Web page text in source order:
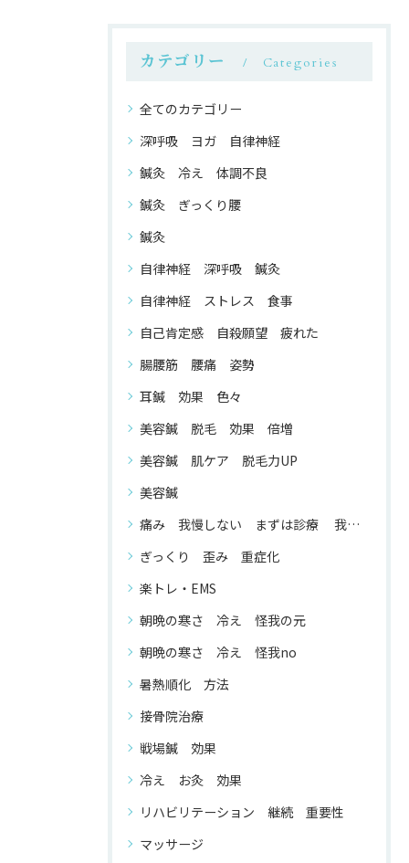
カテゴリー Categories
全てのカテゴリー
深呼吸 ヨガ 自律神経
鍼灸 冷え 体調不良
鍼灸 ぎっくり腰
鍼灸
自律神経 深呼吸 鍼灸
自律神経 ストレス 食事
自己肯定感 自殺願望 疲れた
腸腰筋 腰痛 姿勢
耳鍼 効果 色々
美容鍼 脱毛 効果 倍増
美容鍼 肌ケア 脱毛力UP
美容鍼
痛み 我慢しない まずは診療 我慢する 必要 が ない
ぎっくり 歪み 重症化
楽トレ・EMS
朝晩の寒さ 冷え 怪我の元
朝晩の寒さ 冷え 怪我no
暑熱順化 方法
接骨院治療
戦場鍼 効果
冷え お灸 効果
リハビリテーション 継続 重要性
マッサージ